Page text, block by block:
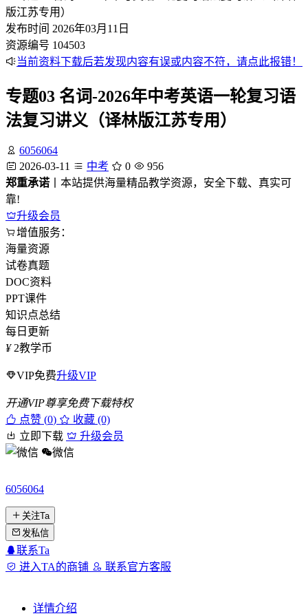
发布时间 2026年03月11日
资源编号 104503
当前资料下载后若发现内容有误或内容不符，请点此报错！
专题03 名词-2026年中考英语一轮复习语
法复习讲义（译林版江苏专用）
6056064
2026-03-11
中考 0
956
郑重承诺 丨本站提供海量精品教学资源，安全下载、真实可
靠!
升级会员
增值服务：
海量资源
试卷真题
DOC资料
PPT课件
知识点总结
每日更新
¥ 2教学币
VIP免费升级VIP
开通VIP尊享免费下载特权
点赞 (0)
收藏 (0)
立即下载
升级会员
微信
6056064
关注Ta
发私信
联系Ta
进入TA的商铺
联系官方客服
详情介绍